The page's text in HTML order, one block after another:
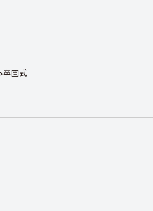
卒園式